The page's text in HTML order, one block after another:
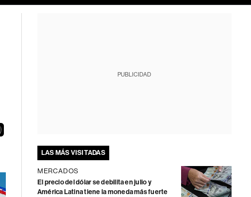
PUBLICIDAD
LAS MÁS VISITADAS
MERCADOS
El precio del dólar se debilita en julio y
América Latina tiene la moneda más fuerte